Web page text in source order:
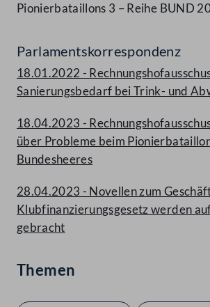
Pionierbataillons 3 – Reihe BUND
Parlamentskorrespondenz
18.01.2022 -
Sanierungsbedarf bei Trink- und
18.04.2023 -
über Probleme beim
Bundesheeres
28.04.2023 - Novellen zum
Klubfinanzierungsgesetz werden
gebracht
Themen